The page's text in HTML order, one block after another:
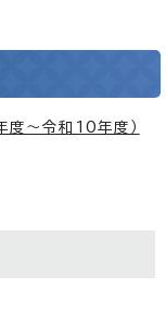
～令和10年度）